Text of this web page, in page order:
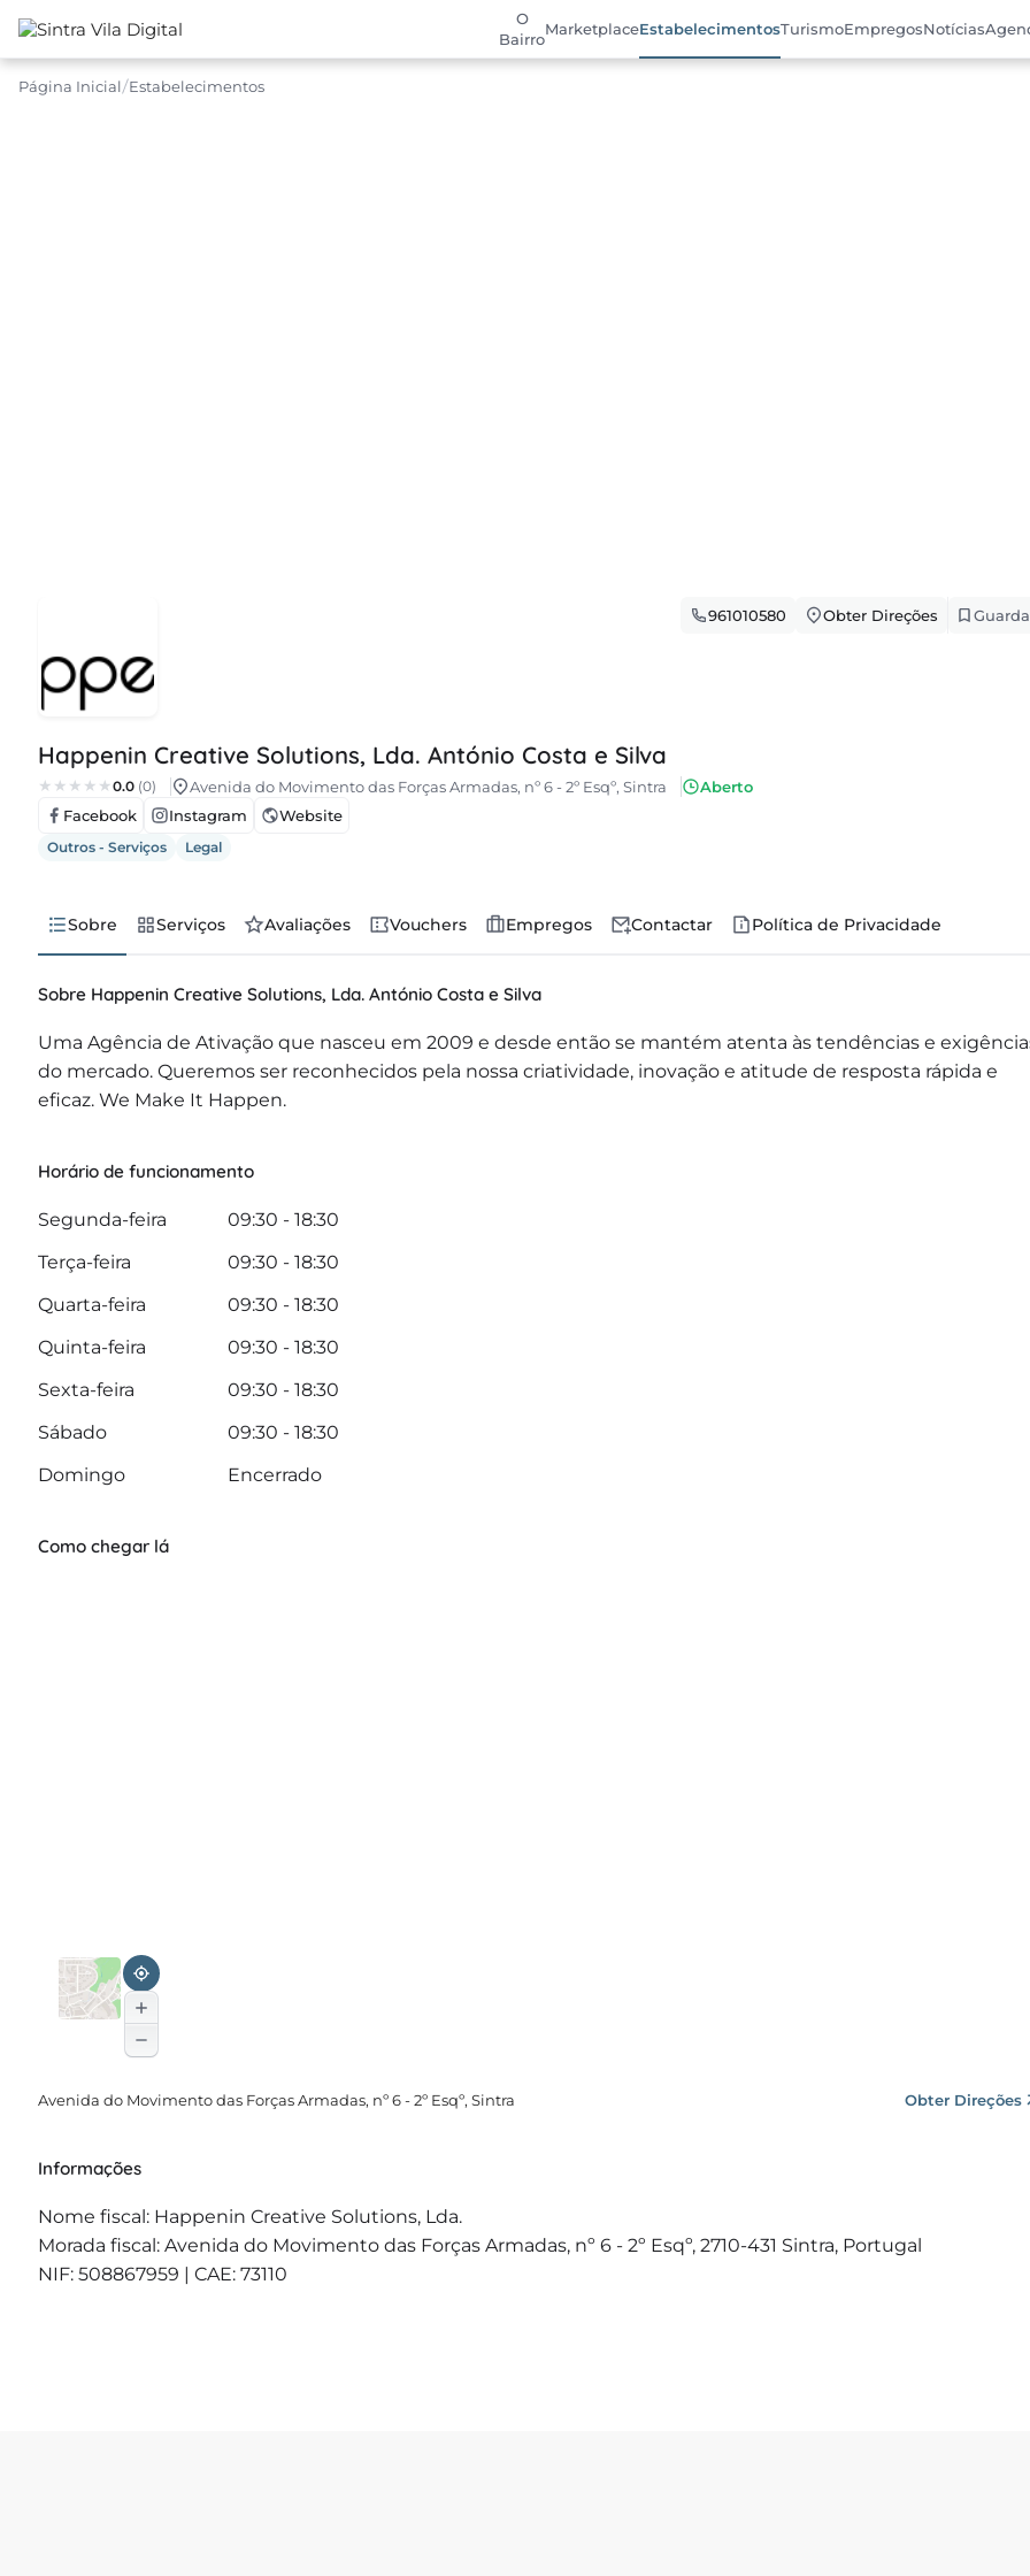
O
Bairro
MarketplaceEstabelecimentosTurismoEmpregosNotícias
Página Inicial Estabelecimentos
961010580 Obter Direções
Happenin Creative Solutions, Lda. António Costa e Silva
0.0 (0) Avenida do Movimento das Forças Armadas, nº 6 - 2º Esqº, Sintra
Aberto
Facebook
Instagram Website
Outros - Serviços Legal
Sobre Serviços Avaliações Vouchers Empregos Contactar Política de Privacidade
Sobre Happenin Creative Solutions, Lda. António Costa e Silva
Uma Agência de Ativação que nasceu em 2009 e desde então se mantém atenta às tendências e
do mercado. Queremos ser reconhecidos pela nossa criatividade, inovação e atitude de resposta rápida e
eficaz. We Make It Happen.
Horário de funcionamento
Segunda-feira
09:30 - 18:30
Terça-feira
09:30 - 18:30
Quarta-feira
09:30 - 18:30
Quinta-feira
09:30 - 18:30
Sexta-feira
09:30 - 18:30
Sábado
09:30 - 18:30
Domingo
Encerrado
Como chegar lá
Avenida do Movimento das Forças Armadas, nº 6 - 2º Esqº, Sintra Obter Direções
Informações
Nome fiscal: Happenin Creative Solutions, Lda.
Morada fiscal: Avenida do Movimento das Forças Armadas, nº 6 - 2º Esqº, 2710-431 Sintra, Portugal
NIF: 508867959 | CAE: 73110